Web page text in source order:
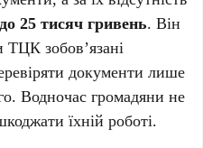
25 тисяч гривень. Він
зобов’язані
документи лише
Водночас громадяни не
їхній роботі.